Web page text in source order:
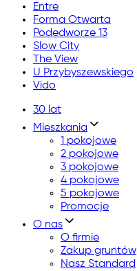
Entre
Forma Otwarta
Podedworze 13
Slow City
The View
U Przybyszewskiego
Vido
30 lat
Mieszkania
1 pokojowe
2 pokojowe
3 pokojowe
4 pokojowe
5 pokojowe
Promocje
O nas
O firmie
Zakup gruntów
Nasz Standard